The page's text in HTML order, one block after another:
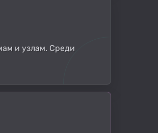
и узлам. Среди